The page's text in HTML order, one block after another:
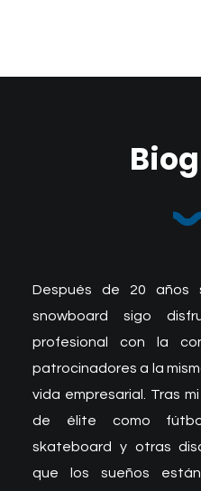
Después de 20
snowboard sigo
profesional con la
patrocinadores a la
vida empresarial. Tras
de élite como
skateboard y otras
que los sueños